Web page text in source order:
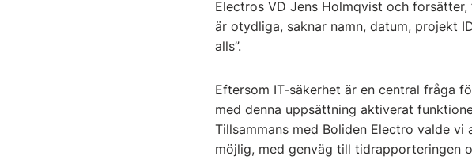
Electros VD Jens Holmqvist och
är otydliga, saknar namn, datum, projekt
alls”.
Eftersom IT-säkerhet är en central fråga
med denna uppsättning aktiverat
Tillsammans med Boliden Electro valde
möjlig, med genväg till tidrapporteringen